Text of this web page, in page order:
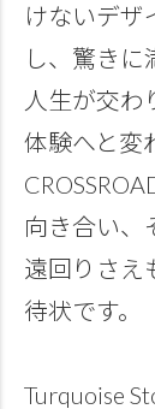
けないデザ
し、驚きに
人生が交わ
体験へと変
向き合い、
遠回りさえ
待状です。
Turquoise